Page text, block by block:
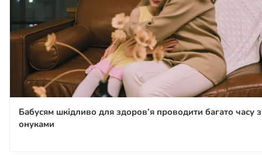
Бабусям шкідливо для здоров’я проводити багато часу з
онуками